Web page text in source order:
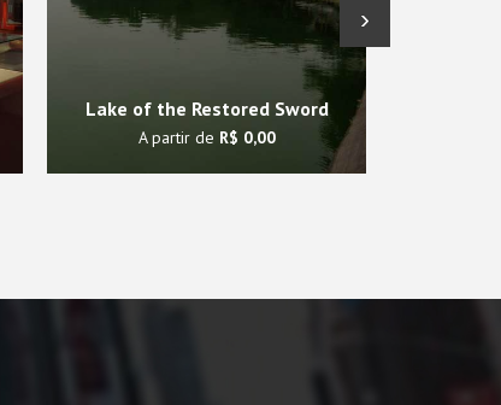
Lake of the Restored Sword
A partir de R$ 0,00
›